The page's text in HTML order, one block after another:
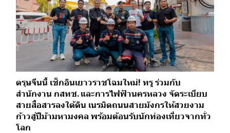
ตรุษจีนนี้ เช็กอินเยาวราชโฉมใหม่! ทรู ร่วมกับ
สำนักงาน กสทช. และการไฟฟ้านครหลวง จัดระเบียบ
สายสื่อสารลงใต้ดิน เนรมิตถนนสายมังกรให้สวยงาม
ก้าวสู่ปีม้ามหามงคล พร้อมต้อนรับนักท่องเที่ยวจากทั่ว
โลก